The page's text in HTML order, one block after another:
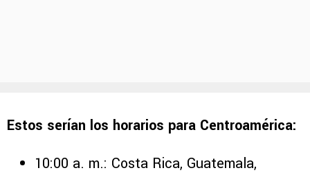
Estos serían los horarios para Centroamérica:
10:00 a. m.: Costa Rica, Guatemala,